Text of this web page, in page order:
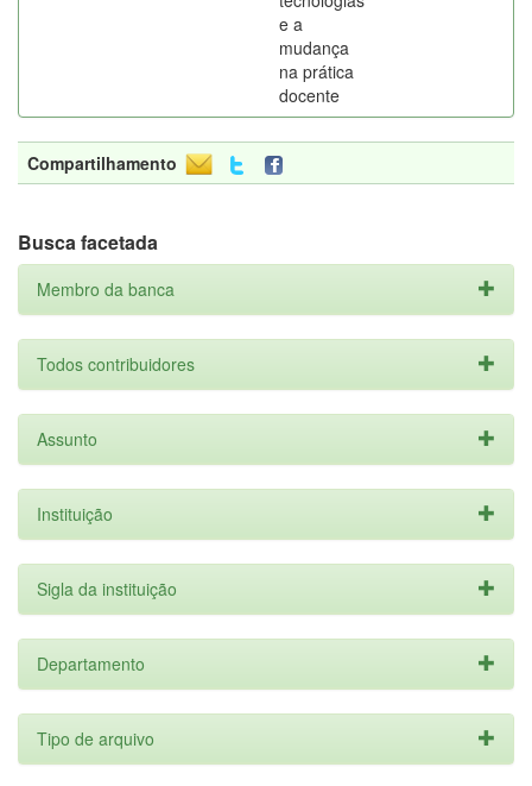
e a
mudança
na prática
docente
Compartilhamento
Busca facetada
Membro da banca
Todos contribuidores
Assunto
Instituição
Sigla da instituição
Departamento
Tipo de arquivo